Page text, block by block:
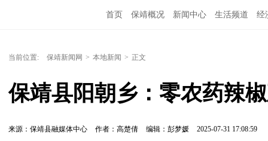
首页 保靖概况 新闻中心 生活频道 经
当前位置: 保靖新闻网 > 本地新闻 > 正文
保靖县阳朝乡：零农药辣
来源：保靖县融媒体中心 作者：高楚倩 编辑：彭梦媛 2025-07-31 17:08:59